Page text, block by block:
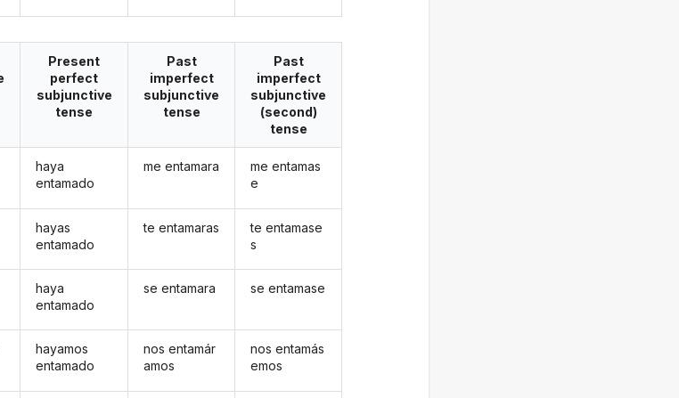
Present
perfect
subjunctive
tense
haya
entamado
hayas
entamado
haya
entamado
hayamos
entamado
Past
imperfect
subjunctive
tense
me entamara
te entamaras
se entamara
nos entamár
amos
Past
imperfect
subjunctive
(second)
tense
me entamas
e
te entamase
s
se entamase
nos entamás
emos